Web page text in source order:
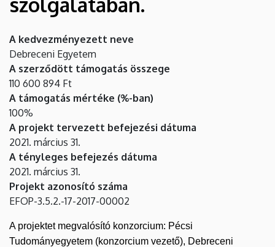
Transzformatív-
dialogikus
tanulás
a
kooperáció
szolgálatában.
Kancellária
A kedvezményezett neve
Debreceni Egyetem
A szerződött támogatás összege
110 600 894 Ft
A támogatás mértéke (%-ban)
100%
A projekt tervezett befejezési dátuma
2021. március 31.
A tényleges befejezés dátuma
2021. március 31.
Projekt azonosító száma
EFOP-3.5.2.-17-2017-00002
A projektet megvalósító konzorcium: Pécsi
Tudományegyetem (konzorcium vezető), Debreceni